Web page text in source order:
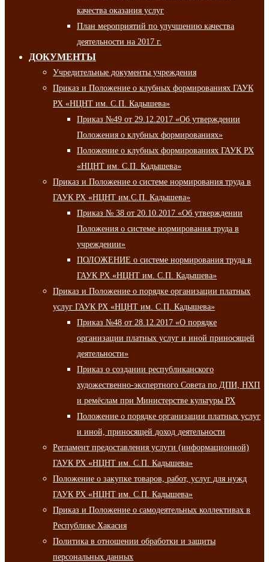
качества оказания услуг
План мероприятий по улучшению качества
деятельности на 2017 г.
ДОКУМЕНТЫ
Учредительные документы учреждения
Приказ и Положение о клубных формированиях ГАУК
РХ «НЦНТ им. С.П. Кадышева»
Приказ №49 от 29.12.2017 «Об утверждении
Положения о клубных формированиях»
Положение о клубных формированиях ГАУК РХ
«НЦНТ им. С.П. Кадышева»
Приказ и Положение о системе нормирования труда в
ГАУК РХ «НЦНТ им.С.П. Кадышева»
Приказ № 38 от 20.10.2017 «Об утверждении
Положения о системе нормирования труда в
учреждении»
ПОЛОЖЕНИЕ о системе нормирования труда в
ГАУК РХ «НЦНТ им. С.П. Кадышева»
Приказ и Положение о порядке организации платных
услуг ГАУК РХ «НЦНТ им. С.П. Кадышева»
Приказ №48 от 28.12.2017 «О порядке
организации платных услуг и иной приносящей
деятельности»
Приказ о создании республиканского
художественно-экспертного Совета по ДПИ, НХП
и ремёслам при Министерстве культуры РХ
Положение о порядке организации платных услуг
и иной, приносящей доход деятельности
Регламент предоставления услуги (информационной)
ГАУК РХ «НЦНТ им. С.П. Кадышева»
Положение о закупке товаров, работ, услуг для нужд
ГАУК РХ «НЦНТ им. С.П. Кадышева»
Приказ и Положение о самодеятельных коллективах в
Республике Хакасия
Политика в отношении обработки и защиты
персональных данных